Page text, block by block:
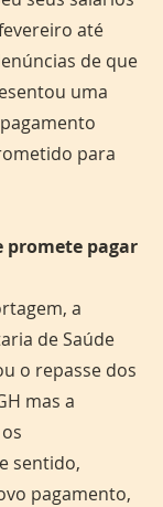
até
de que
uma
para
promete pagar
a
de Saúde
o repasse dos
mas a
sentido,
pagamento,